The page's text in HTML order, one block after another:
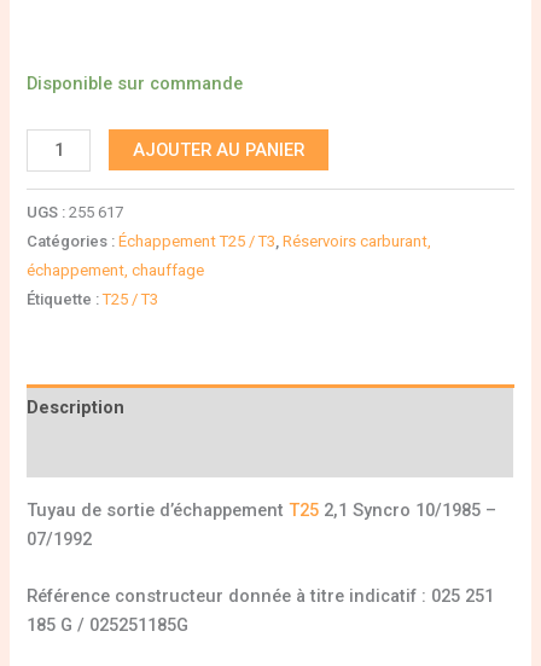
Disponible sur commande
AJOUTER AU PANIER
UGS :255 617
Catégories :Échappement T25 / T3 ,Réservoirs carburant,
échappement, chauffage
Étiquette :T25 / T3
Description
Tuyau de sortie d’échappementT25 2,1 Syncro 10/1985 –
07/1992
Référence constructeur donnée à titre indicatif : 025 251
185 G / 025251185G